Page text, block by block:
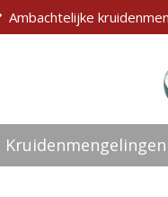
Ambachtelijke
Kruidenmengelingen